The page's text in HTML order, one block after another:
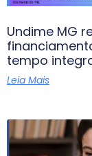
Undime MG
tempo
Leia Mais